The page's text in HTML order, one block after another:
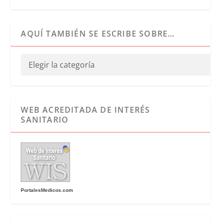
AQUÍ TAMBIÉN SE ESCRIBE SOBRE…
WEB ACREDITADA DE INTERÉS
SANITARIO
PortalesMedicos.com